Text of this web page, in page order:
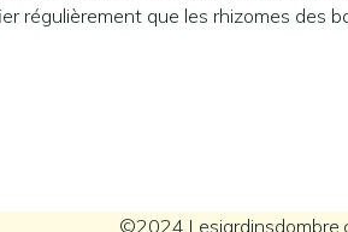
régulièrement que les rhizomes des
©2024